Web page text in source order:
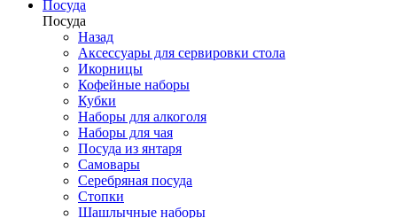
Посуда
Посуда
Назад
Аксессуары для сервировки стола
Икорницы
Кофейные наборы
Кубки
Наборы для алкоголя
Наборы для чая
Посуда из янтаря
Самовары
Серебряная посуда
Стопки
Шашлычные наборы